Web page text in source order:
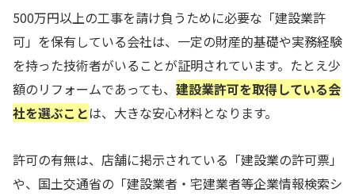
500万円以上の工事を請け負うために必要な「建設業許
可」を保有している会社は、一定の財産的基礎や実務経験
を持った技術者がいることが証明されています。たとえ少
額のリフォームであっても、 建設業許可を取得している会
社を選ぶことは、大きな安心材料となります。
許可の有無は、店舗に掲示されている「建設業の許可票」
や、国土交通省の「建設業者・宅建業者等企業情報検索シ